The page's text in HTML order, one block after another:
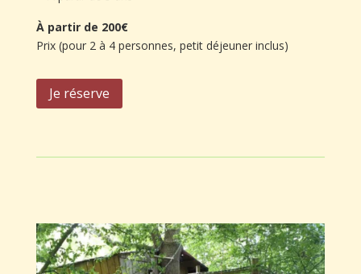
À partir de 200€
Prix (pour 2 à 4 personnes, petit déjeuner inclus)
Je réserve